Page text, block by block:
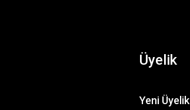
Üyelik
Yeni Üyelik